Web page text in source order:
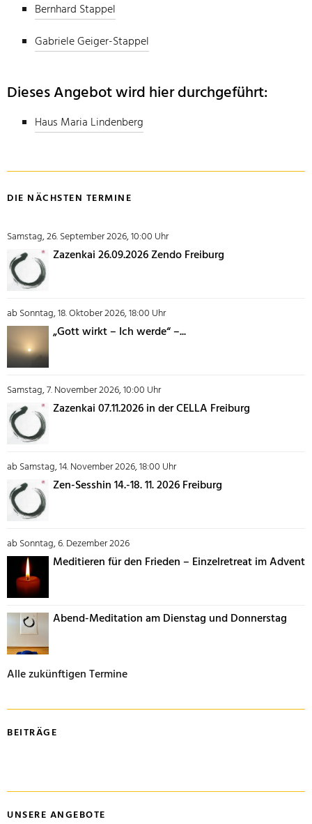
Bernhard Stappel
Gabriele Geiger-Stappel
Dieses Angebot wird hier durchgeführt:
Haus Maria Lindenberg
DIE NÄCHSTEN TERMINE
Samstag, 26. September 2026, 10:00 Uhr
Zazenkai 26.09.2026 Zendo Freiburg
ab Sonntag, 18. Oktober 2026, 18:00 Uhr
„Gott wirkt – Ich werde“ –...
Samstag, 7. November 2026, 10:00 Uhr
Zazenkai 07.11.2026 in der CELLA Freiburg
ab Samstag, 14. November 2026, 18:00 Uhr
Zen-Sesshin 14.-18. 11. 2026 Freiburg
ab Sonntag, 6. Dezember 2026
Meditieren für den Frieden – Einzelretreat im Advent
Abend-Meditation am Dienstag und Donnerstag
Alle zukünftigen Termine
BEITRÄGE
UNSERE ANGEBOTE